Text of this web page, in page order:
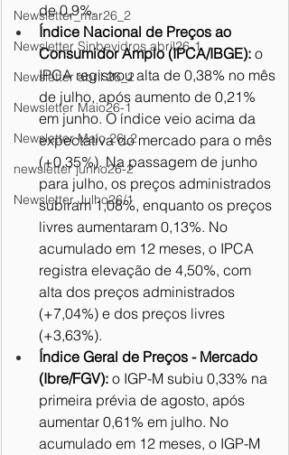
Newsletter_mar26_2
Newsletter Sinbevidros abril26-1
Newsletter abril 26_2
Newsletter Maio26-1
Newsletter Maio 26_2
newsletter junho26-2
Newsletter Julho26/1
de 0,9%.
Índice Nacional de Preços ao
Consumidor Amplo (IPCA/IBGE): o
IPCA registrou alta de 0,38% no mês
de julho, após aumento de 0,21%
em junho. O índice veio acima da
expectativa do mercado para o mês
(+0,35%). Na passagem de junho
para julho, os preços administrados
subiram 1,08%, enquanto os preços
livres aumentaram 0,13%. No
acumulado em 12 meses, o IPCA
registra elevação de 4,50%, com
alta dos preços administrados
(+7,04%) e dos preços livres
(+3,63%).
Índice Geral de Preços - Mercado
(Ibre/FGV): o IGP-M subiu 0,33% na
primeira prévia de agosto, após
aumentar 0,61% em julho. No
acumulado em 12 meses, o IGP-M